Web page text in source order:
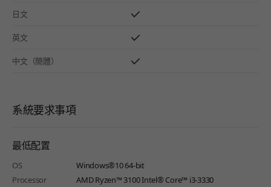
日文
英文
中文（簡體）
系統要求事項
最低配置
OS
Windows®10 64-bit
Processor
AMD Ryzen™ 3100 Intel® Core™ i3-3330